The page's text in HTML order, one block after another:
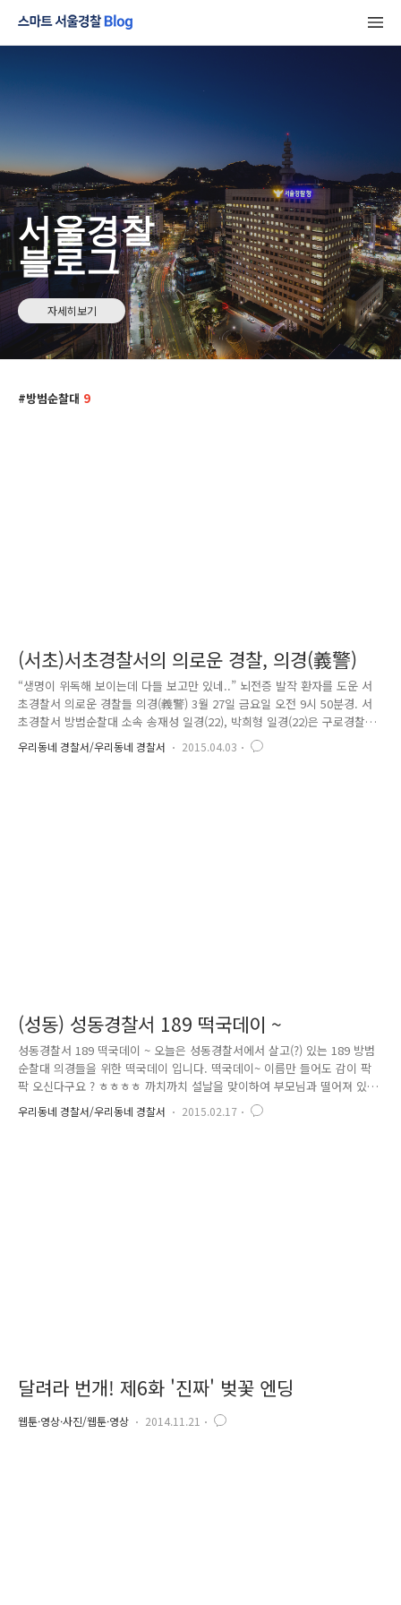
서울경찰
블로그
자세히보기
방범순찰대 9
(서초)서초경찰서의 의로운 경찰, 의경(義警)
“생명이 위독해 보이는데 다들 보고만 있네..” 뇌전증 발작 환자를 도운 서
초경찰서 의로운 경찰들 의경(義警) 3월 27일 금요일 오전 9시 50분경. 서
초경찰서 방범순찰대 소속 송재성 일경(22), 박희형 일경(22)은 구로경찰서
방범순찰대원 2명과 함께 의무(醫務)교육을 마치고 대전 유성시외버스터미
널에서 10시에 서울로 출발하는 버스를 타려고 기다리고 있었다. 자판기에
우리동네 경찰서/우리동네 경찰서 2015.04.03
(성동) 성동경찰서 189 떡국데이 ~
성동경찰서 189 떡국데이 ~ 오늘은 성동경찰서에서 살고(?) 있는 189 방범
순찰대 의경들을 위한 떡국데이 입니다. 떡국데이~ 이름만 들어도 감이 팍
팍 오신다구요 ? ㅎㅎㅎㅎ 까치까치 설날을 맞이하여 부모님과 떨어져 있
는 우리 189 대원들을 위해 의경어머니회가 뭉쳤습니다 ! 뽀오얀 국물에 쫄
깃~ 쫄깃~ 떡 ! 국 ! 경기도, 대전, 제주도에서까지 온 대원들에게 고향 생각
우리동네 경찰서/우리동네 경찰서 2015.02.17
달려라 번개! 제6화 '진짜' 벚꽃 엔딩
웹툰·영상·사진/웹툰·영상 2014.11.21